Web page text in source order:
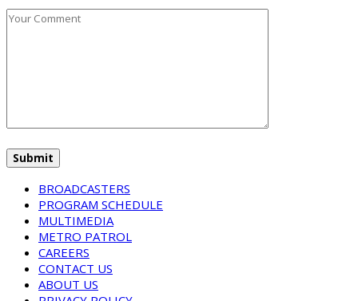
BROADCASTERS
PROGRAM SCHEDULE
MULTIMEDIA
METRO PATROL
CAREERS
CONTACT US
ABOUT US